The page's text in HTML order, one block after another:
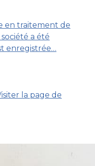
en traitement de
a été
enregistrée…
la page de